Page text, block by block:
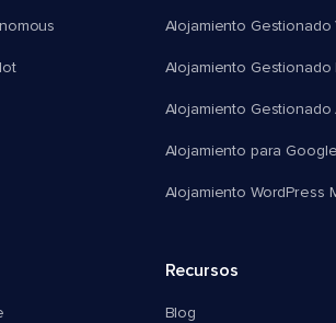
Alojamiento Gestionado
Alojamiento Gestionado
Alojamiento Gestionado
Alojamiento para
Alojamiento WordPress
Recursos
Blog